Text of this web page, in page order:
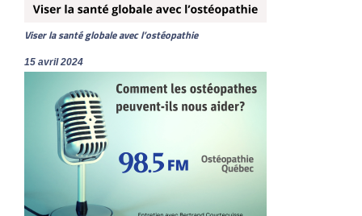
Viser la santé globale avec l’ostéopathie
15 avril 2024